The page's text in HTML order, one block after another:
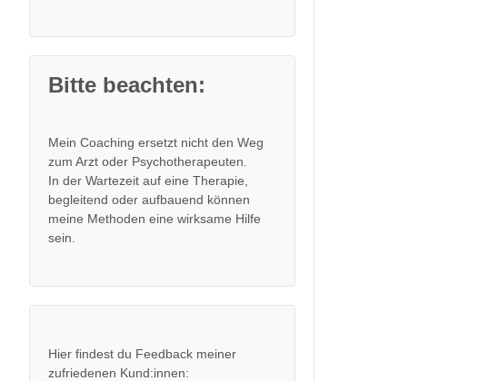
Bitte beachten:
Mein Coaching ersetzt nicht den Weg
zum Arzt oder Psychotherapeuten.
In der Wartezeit auf eine Therapie,
begleitend oder aufbauend können
meine Methoden eine wirksame Hilfe
sein.
Hier findest du Feedback meiner
zufriedenen Kund:innen: